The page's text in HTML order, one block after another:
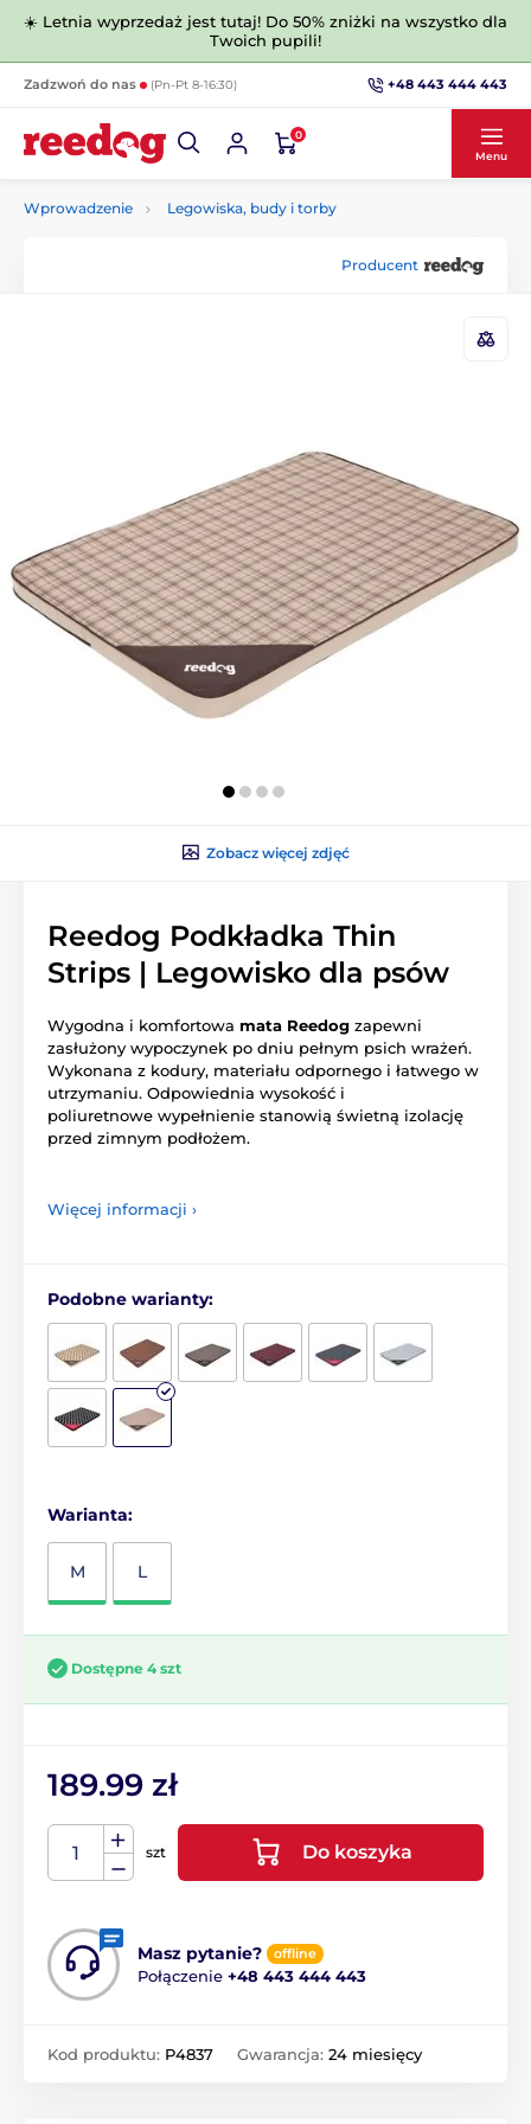
☀️ Letnia wyprzedaż jest tutaj! Do 50% zniżki na wszystko dla
Twoich pupili!
Zadzwoń do nas (Pn-Pt 8-16:30) +48 443 444 443
0
Menu
Wprowadzenie Legowiska, budy i torby
Producent
Zobacz więcej zdjęć
Reedog Podkładka Thin
Strips | Legowisko dla psów
Wygodna i komfortowa mata Reedog zapewni
zasłużony wypoczynek po dniu pełnym psich wrażeń.
Wykonana z kodury, materiału odpornego i łatwego w
utrzymaniu. Odpowiednia wysokość i
poliuretnowe wypełnienie stanowią świetną izolację
przed zimnym podłożem.
Więcej informacji ›
Podobne warianty:
Warianta:
M L
Dostępne 4 szt
189.99 zł
szt Do koszyka
Masz pytanie? offline
Połączenie +48 443 444 443
Kod produktu: P4837 Gwarancja: 24 miesięcy